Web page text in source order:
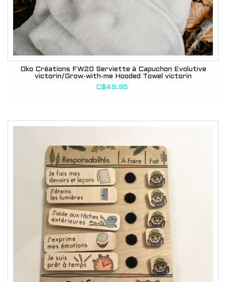
Oko Créations FW20 Serviette à Capuchon Évolutive
victorin/Grow-with-me Hooded Towel victorin
C$49.95